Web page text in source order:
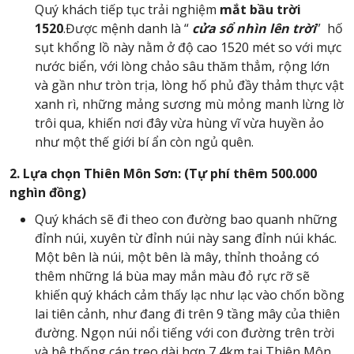
Quý khách tiếp tục trải nghiệm mắt bầu trời
1520.Được mệnh danh là “ cửa sổ nhìn lên trời” hố
sụt khổng lồ này nằm ở độ cao 1520 mét so với mực
nước biển, với lòng chảo sâu thăm thẳm, rộng lớn
và gần như tròn trịa, lòng hố phủ đầy thảm thực vật
xanh rì, những mảng sương mù mỏng manh lừng lờ
trôi qua, khiến nơi đây vừa hùng vĩ vừa huyền ảo
như một thế giới bí ẩn còn ngủ quên.
2. Lựa chọn Thiên Môn Sơn: (Tự phí thêm 500.000
nghìn đồng)
Quý khách sẽ đi theo con đường bao quanh những
đỉnh núi, xuyên từ đỉnh núi này sang đỉnh núi khác.
Một bên là núi, một bên là mây, thỉnh thoảng có
thêm những lá bùa may mắn màu đỏ rực rỡ sẽ
khiến quý khách cảm thấy lạc như lạc vào chốn bồng
lai tiên cảnh, như đang đi trên 9 tầng mây của thiên
đường. Ngọn núi nổi tiếng với con đường trên trời